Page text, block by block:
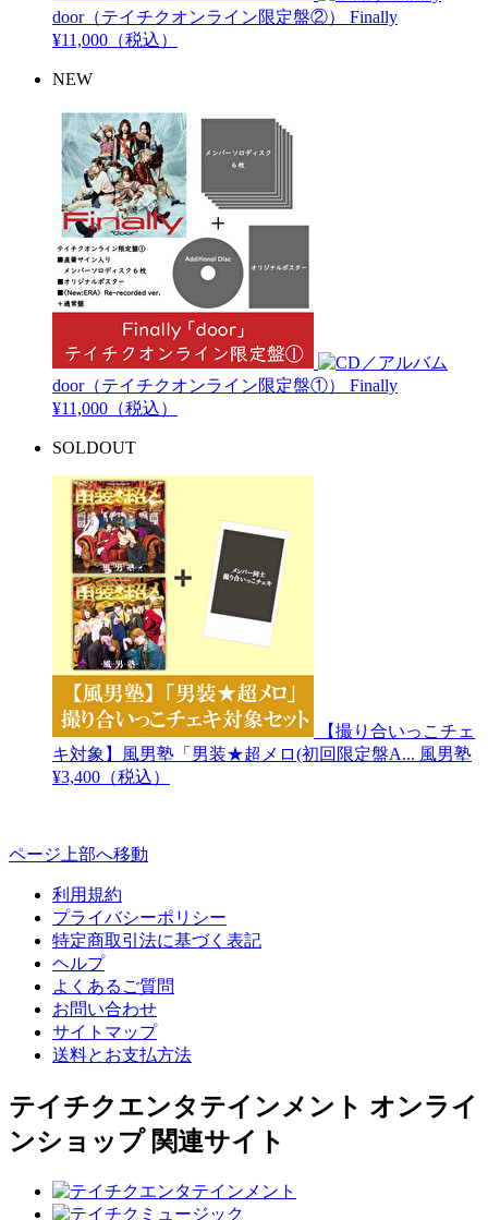
door（テイチクオンライン限定盤②） Finally
¥11,000（税込）
NEW
door（テイチクオンライン限定盤①） Finally
¥11,000（税込）
SOLDOUT
【撮り合いっこチェ
キ対象】風男塾「男装★超メロ(初回限定盤A... 風男塾
¥3,400（税込）
ページ上部へ移動
利用規約
プライバシーポリシー
特定商取引法に基づく表記
ヘルプ
よくあるご質問
お問い合わせ
サイトマップ
送料とお支払方法
テイチクエンタテインメント オンライ
ンショップ 関連サイト